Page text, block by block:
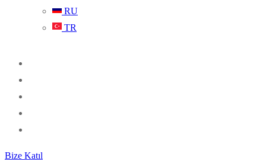
RU
TR
Bize Katıl